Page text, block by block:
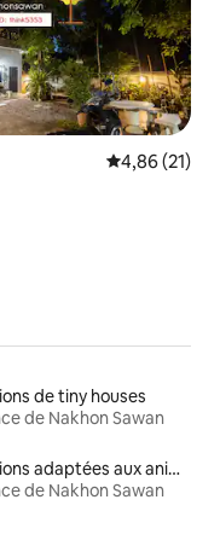
Évaluation
4,86 (21)
de tiny houses
de Nakhon Sawan
Locations adaptées aux animaux
de Nakhon Sawan